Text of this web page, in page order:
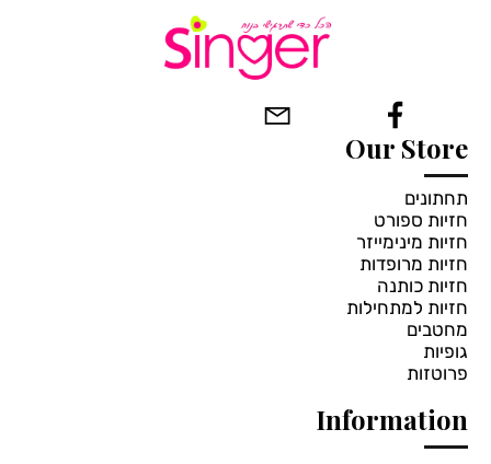
*
פנינה
Our Store
תחתונים
חזיות ספורט
חזיות מינימייזר
חזיות מרופדות
חזיות כותנה
חזיות למתחילות
מחטבים
גופיות
פרוטזות
Information